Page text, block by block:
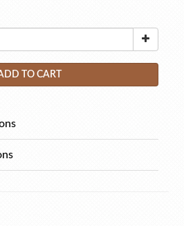
TO CART